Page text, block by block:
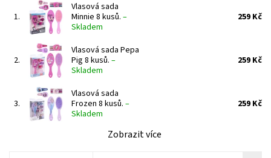
1.
Vlasová sada
Minnie 8 kusů. –
Skladem
259 Kč
2.
Vlasová sada Pepa
Pig 8 kusů. –
Skladem
259 Kč
3.
Vlasová sada
Frozen 8 kusů. –
Skladem
259 Kč
Zobrazit více